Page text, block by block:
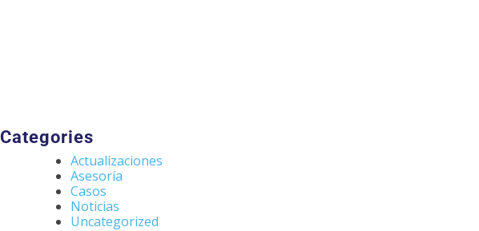
Categories
Actualizaciones
Asesoría
Casos
Noticias
Uncategorized